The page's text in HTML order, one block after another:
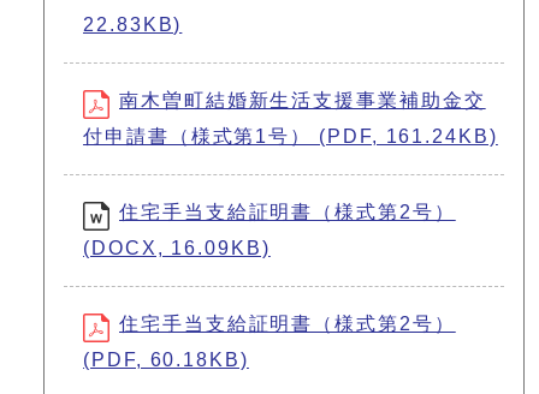
22.83KB)
南木曽町結婚新生活支援事業補助金交
付申請書（様式第1号） (PDF, 161.24KB)
住宅手当支給証明書（様式第2号）
(DOCX, 16.09KB)
住宅手当支給証明書（様式第2号）
(PDF, 60.18KB)